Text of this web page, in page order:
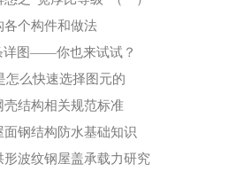
各个构件和做法
详图——你也来试试？
怎么快速选择图元的
壳结构相关规范标准
面钢结构防水基础知识
形波纹钢屋盖承载力研究